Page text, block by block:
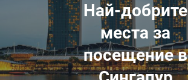
Най-добрите
места за
посещение в